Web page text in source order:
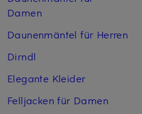
Damen
Daunenmäntel für Herren
Dirndl
Elegante Kleider
Felljacken für Damen